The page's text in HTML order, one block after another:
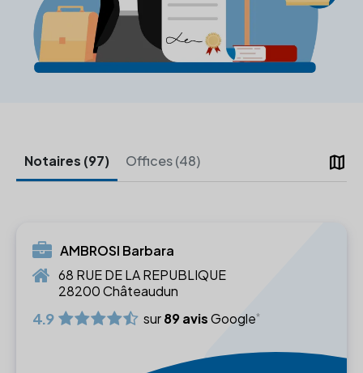
map
Notaires (97) Offices (48)
AMBROSI Barbara
68 RUE DE LA REPUBLIQUE
28200 Châteaudun
4.9 sur89 avisGoogle